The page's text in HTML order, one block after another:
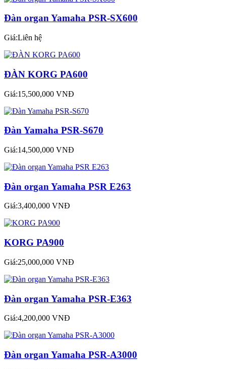
Đàn organ Yamaha PSR-SX600
Giá:Liên hệ
ĐÀN KORG PA600
Giá:15,500,000 VNĐ
Đàn Yamaha PSR-S670
Giá:14,500,000 VNĐ
Đàn organ Yamaha PSR E263
Giá:3,400,000 VNĐ
KORG PA900
Giá:25,000,000 VNĐ
Đàn organ Yamaha PSR-E363
Giá:4,200,000 VNĐ
Đàn organ Yamaha PSR-A3000